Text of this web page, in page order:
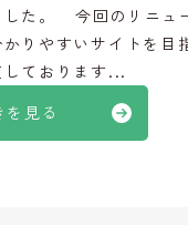
を見る
た。 今回のリニュ
りやすいサイトを目
ております...